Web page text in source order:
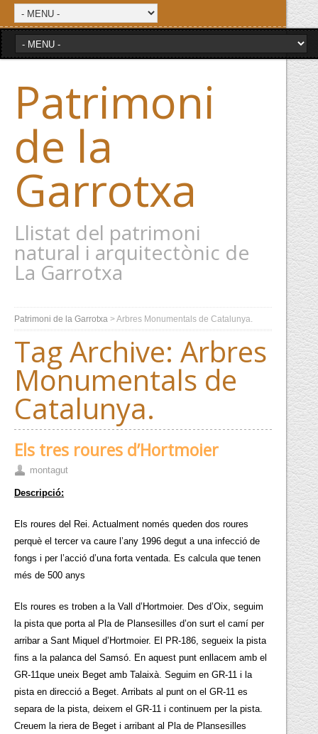
Patrimoni
de la
Garrotxa
Llistat del patrimoni
natural i arquitectònic de
La Garrotxa
Patrimoni de la Garrotxa >Arbres Monumentals de Catalunya.
Tag Archive:Arbres
Monumentals de
Catalunya.
Els tres roures d’Hortmoier
montagut
Descripció:
Els roures del Rei. Actualment només queden dos roures
perquè el tercer va caure l’any 1996 degut a una infecció de
fongs i per l’acció d’una forta ventada. Es calcula que tenen
més de 500 anys
Els roures es troben a la Vall d’Hortmoier. Des d’Oix, seguim
la pista que porta al Pla de Plansesilles d’on surt el camí per
arribar a Sant Miquel d’Hortmoier. El PR-186, segueix la pista
fins a la palanca del Samsó. En aquest punt enllacem amb el
GR-11que uneix Beget amb Talaixà. Seguim en GR-11 i la
pista en direcció a Beget. Arribats al punt on el GR-11 es
separa de la pista, deixem el GR-11 i continuem per la pista.
Creuem la riera de Beget i arribant al Pla de Plansesilles